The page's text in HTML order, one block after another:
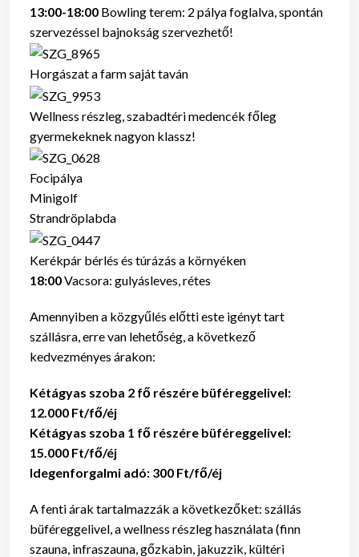
13:00-18:00 Bowling terem: 2 pálya foglalva, spontán
szervezéssel bajnokság szervezhető!
Horgászat a farm saját taván
Wellness részleg, szabadtéri medencék főleg
gyermekeknek nagyon klassz!
Focipálya
Minigolf
Strandröplabda
Kerékpár bérlés és túrázás a környéken
18:00Vacsora: gulyásleves, rétes
Amennyiben a közgyűlés előtti este igényt tart
szállásra, erre van lehetőség, a következő
kedvezményes árakon:
Kétágyas szoba 2 fő részére büféreggelivel:
12.000 Ft/fő/éj
Kétágyas szoba 1 fő részére büféreggelivel:
15.000 Ft/fő/éj
Idegenforgalmi adó: 300 Ft/fő/éj
A fenti árak tartalmazzák a következőket: szállás
büféreggelivel, a wellness részleg használata (finn
szauna, infraszauna, gőzkabin, jakuzzik, kültéri